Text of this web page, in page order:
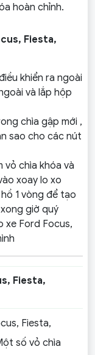
hoàn chỉnh.
Fiesta,
khiển ra ngoài
và lắp hộp
chìa gập mới ,
sao cho các nút
vỏ chìa khóa và
xoay lo xo
1 vòng để tạo
giờ quý
xe Ford Focus,
Fiesta,
Fiesta,
số vỏ chìa